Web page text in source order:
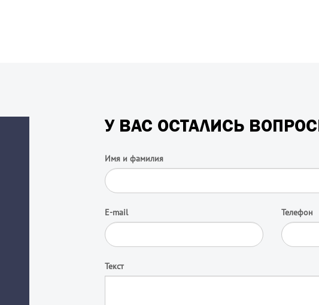
У ВАС ОСТАЛИСЬ
Имя и фамилия
E-mail Телефон
Текст